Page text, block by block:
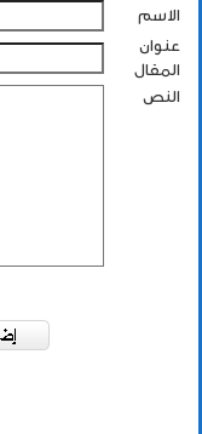
الاسم
عنوان
المقال
النص